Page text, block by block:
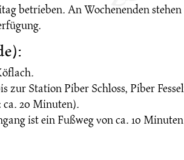
betrieben. An Wochenenden
zur Station Piber Schloss, Piber
ca. 20 Minuten).
ist ein Fußweg von ca. 10 Minuten